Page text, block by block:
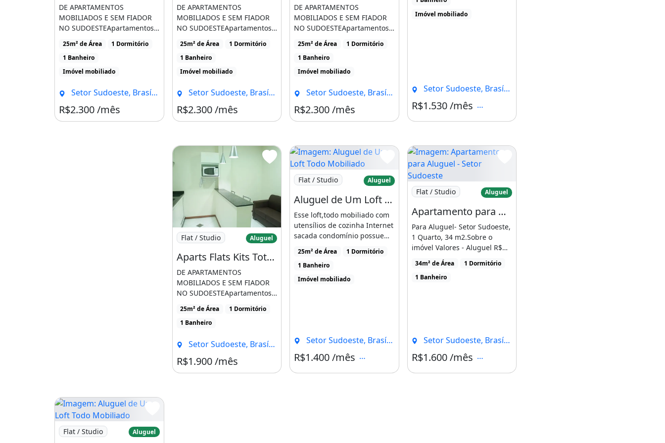
Setor de Industrias Gráficas Quadra 08 n. 2.396 Edifício Unicaflex,
( Primeira Avenida do Setor Sudoeste ao lado da quadra 100).
Booking: https://www.booking.com/hotel/br/flats-unicaflex.pt-
br.html
Site: www.unicaflex.com.br
Link do vídeo de um apt de 30m como exemplo:
https://www.youtube.com/watch?v=4Jgp36sd4HQ
#unicaflex @all #all #aluguel #booking #airbnb #decolar
#alugueldeimóveis #alugueldeapartamento #apartamento
@todos #todos @todos #todos #all @all
Ar-condicionado
DE APARTAMENTOS
MOBILIADOS E SEM FIADOR
NO SUDOESTEApartamentos
de 1 quarto 25,30 e
40mTel/whatsapp [...]
25m² de Área
1 Dormitório
1 Banheiro
Imóvel mobiliado
Setor Sudoeste, Brasília - DF
R$2.300 /mês
DE APARTAMENTOS
MOBILIADOS E SEM FIADOR
NO SUDOESTEApartamentos
de 1 quarto 25,30 e
40mTel/whatsapp [...]
25m² de Área
1 Dormitório
1 Banheiro
Imóvel mobiliado
Setor Sudoeste, Brasília - DF
R$2.300 /mês
DE APARTAMENTOS
MOBILIADOS E SEM FIADOR
NO SUDOESTEApartamentos
de 1 quarto 25,30 e
40mTel/whatsapp [...]
25m² de Área
1 Dormitório
1 Banheiro
Imóvel mobiliado
Setor Sudoeste, Brasília - DF
R$2.300 /mês
Imóvel mobiliado
Setor Sudoeste, Brasília - DF
R$1.530 /mês Condomínio R$360
Imagem: Aparts Flats Kits Totalmente Mobiliados
Flat / Studio Aluguel
Aparts Flats Kits Totalmente Mobiliados Sem Fiador no Sudoeste Venha Conhecer Nosso
DE APARTAMENTOS
MOBILIADOS E SEM FIADOR
NO SUDOESTEApartamentos
de 1 quarto 25,30 e 40m-
Aluguel por [...]
25m² de Área
1 Dormitório
1 Banheiro
Setor Sudoeste, Brasília - DF
R$1.900 /mês
Imagem: Aluguel de Um Loft Todo Mobiliado
Flat / Studio Aluguel
Aluguel de Um Loft Todo Mobiliado
Esse loft,todo mobiliado com
utensílios de cozinha Internet
sacada condomínio possue
garagem subsolo [...]
25m² de Área
1 Dormitório
1 Banheiro
Imóvel mobiliado
Setor Sudoeste, Brasília - DF
R$1.400 /mês Condomínio R$300
Imagem: Apartamento para Aluguel - Setor Sudoeste
Flat / Studio Aluguel
Apartamento para Aluguel - Setor Sudoeste, 1 Quarto, 34 M2
Para Aluguel- Setor Sudoeste,
1 Quarto, 34 m2.Sobre o
imóvel Valores - Aluguel R$
1600- Condomínio [...]
34m² de Área
1 Dormitório
1 Banheiro
Setor Sudoeste, Brasília - DF
R$1.600 /mês Condomínio R$360
Imagem: Aluguel de Um Loft Todo Mobiliado
Flat / Studio Aluguel